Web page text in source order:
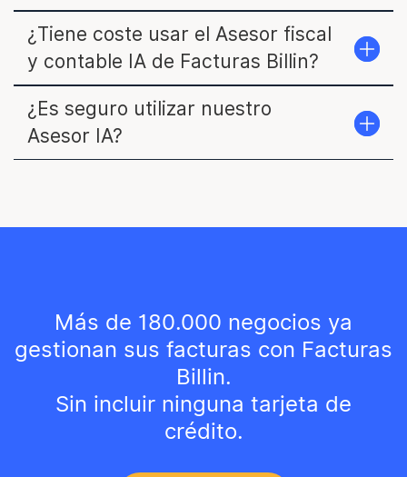
¿Tiene coste usar el Asesor fiscal
y contable IA de Facturas Billin?
¿Es seguro utilizar nuestro
Asesor IA?
Más de 180.000 negocios ya
gestionan sus facturas con Facturas
Billin.
Sin incluir ninguna tarjeta de
crédito.